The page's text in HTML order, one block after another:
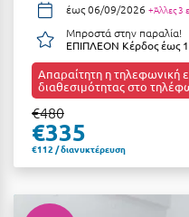
έως 06/09/2026 +Άλλες 3
Μπροστά στην παραλία!
ΕΠΙΠΛΕΟΝ Κέρδος έως
Απαραίτητη η τηλεφωνική
διαθεσιμότητας στο
€480
€335
€112 / διανυκτέρευση